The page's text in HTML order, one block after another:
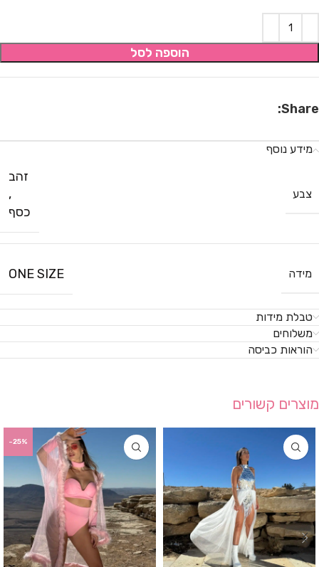
הוספה לסל
Share:
מידע נוסף
צבע
זהב
,
כסף
מידה ONE SIZE
טבלת מידות
משלוחים
הוראות כביסה
מוצרים קשורים
-25%